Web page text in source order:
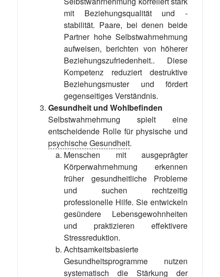
mit Beziehungsqualität und -
stabilität. Paare, bei denen beide
Partner hohe Selbstwahrnehmung
aufweisen, berichten von höherer
Beziehungszufriedenheit.. Diese
Kompetenz reduziert destruktive
Beziehungsmuster und fördert
gegenseitiges Verständnis.
Gesundheit und Wohlbefinden
Selbstwahrnehmung spielt eine
entscheidende Rolle für physische und
psychische Gesundheit.
Menschen mit ausgeprägter
Körperwahrnehmung erkennen
früher gesundheitliche Probleme
und suchen rechtzeitig
professionelle Hilfe. Sie entwickeln
gesündere Lebensgewohnheiten
und praktizieren effektivere
Stressreduktion.
Achtsamkeitsbasierte
Gesundheitsprogramme nutzen
systematisch die Stärkung der